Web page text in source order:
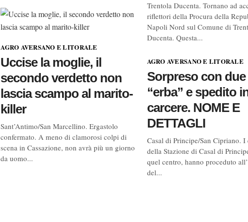
AGRO AVERSANO E LITORALE
Uccise la moglie, il
secondo verdetto non
lascia scampo al marito-
killer
Sant’Antimo/San Marcellino. Ergastolo
confermato. A meno di clamorosi colpi di
scena in Cassazione, non avrà più un giorno
da uomo...
Trentola Ducenta. Tornano ad
riflettori della Procura della
Napoli Nord sul Comune di
Ducenta. Questa...
AGRO AVERSANO E LITORALE
Sorpreso con
“erba” e spedito
carcere. NOME E
DETTAGLI
Casal di Principe/San Cipriano.
della Stazione di Casal di
quel centro, hanno proceduto
del...